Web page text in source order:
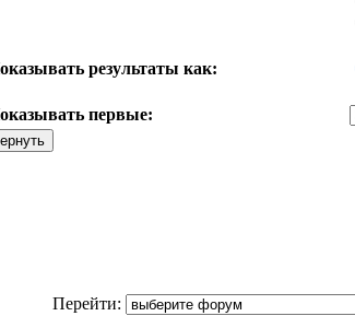
результаты как:
первые:
Перейти: